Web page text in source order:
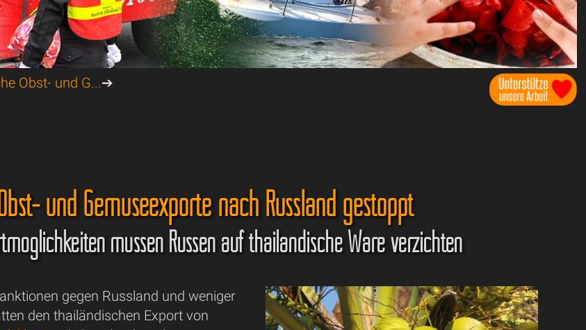
Obst- und G...➔
und Gemüseexporte nach Russland gestoppt
müssen Russen auf thailändische Ware verzichten
gegen Russland und weniger
den thailändischen Export von